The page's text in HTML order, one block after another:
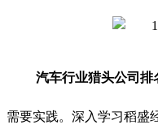
汽车行业猎头公司排
需要实践。深入学习稻盛